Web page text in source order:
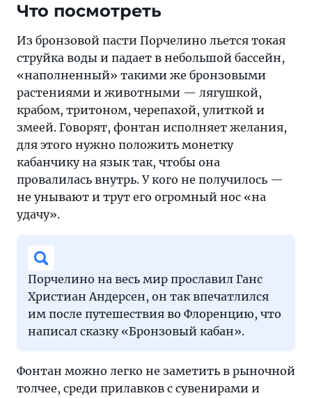
Что посмотреть
Из бронзовой пасти Порчелино льется токая
струйка воды и падает в небольшой бассейн,
«наполненный» такими же бронзовыми
растениями и животными — лягушкой,
крабом, тритоном, черепахой, улиткой и
змеей. Говорят, фонтан исполняет желания,
для этого нужно положить монетку
кабанчику на язык так, чтобы она
провалилась внутрь. У кого не получилось —
не унывают и трут его огромный нос «на
удачу».
Порчелино на весь мир прославил Ганс
Христиан Андерсен, он так впечатлился
им после путешествия во Флоренцию, что
написал сказку «Бронзовый кабан».
Фонтан можно легко не заметить в рыночной
толчее, среди прилавков с сувенирами и